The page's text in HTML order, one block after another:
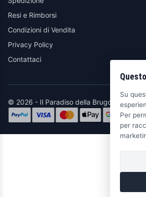
Resi e Rimborsi
Condizioni di Vendita
Privacy Policy
Contattaci
© 2026 - Il Paradiso della Brugola
Su
Per
per